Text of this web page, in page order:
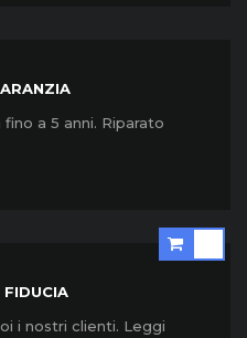
a 5 anni. Riparato
FIDUCIA
i nostri clienti. Leggi